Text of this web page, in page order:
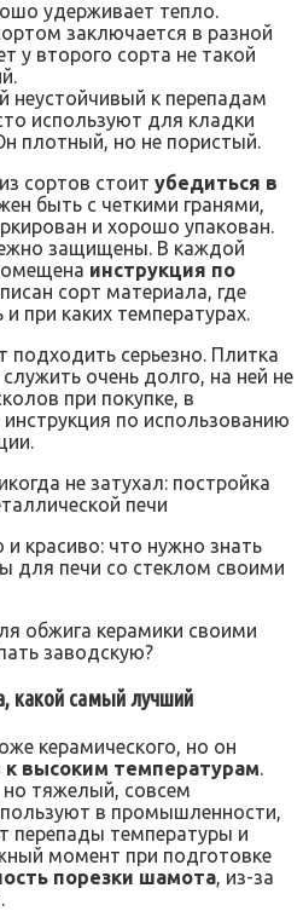
удерживает тепло.
заключается в разной
у второго сорта не такой
неустойчивый к перепадам
используют для кладки
плотный, но не пористый.
сортов стоит убедиться в
быть с четкими гранями,
и хорошо упакован.
защищены. В каждой
инструкция по
сорт материала, где
при каких температурах.
подходить серьезно. Плитка
очень долго, на ней не
при покупке, в
по использованию
какой самый лучший
керамического, но он
к высоким температурам.
тяжелый, совсем
в промышленности,
перепады температуры и
момент при подготовке
порезки шамота, из-за